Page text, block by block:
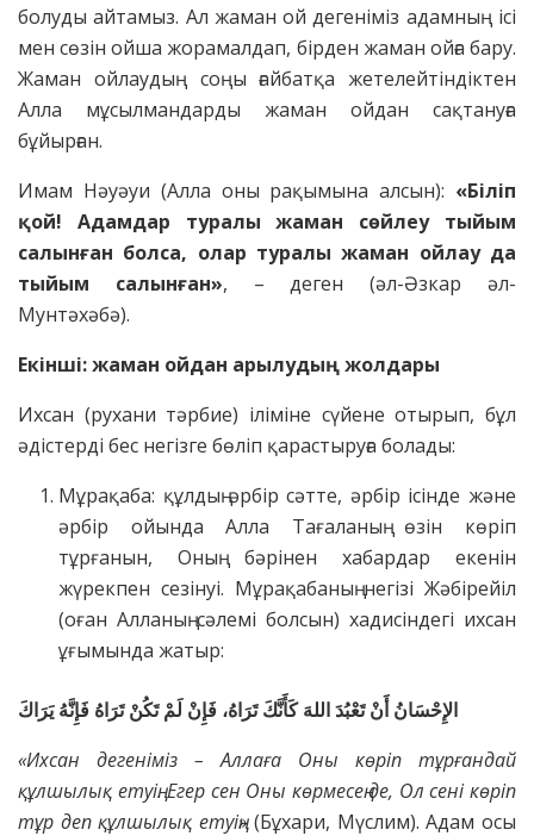
болуды айтамыз. Ал жаман ой дегеніміз адамның ісі
мен сөзін ойша жорамалдап, бірден жаман ойға бару.
Жаман ойлаудың соңы ғайбатқа жетелейтіндіктен
Алла мұсылмандарды жаман ойдан сақтануға
бұйырған.
Имам Нәуәуи (Алла оны рақымына алсын): «Біліп
қой! Адамдар туралы жаман сөйлеу тыйым
салынған болса, олар туралы жаман ойлау да
тыйым салынған», – деген (әл-Әзкар әл-
Мунтәхәбә).
Екінші: жаман ойдан арылудың жолдары
Ихсан (рухани тәрбие) іліміне сүйене отырып, бұл
әдістерді бес негізге бөліп қарастыруға болады:
Мұрақаба: құлдың әрбір сәтте, әрбір ісінде және
әрбір ойында Алла Тағаланың өзін көріп
тұрғанын, Оның бәрінен хабардар екенін
жүрекпен сезінуі. Мұрақабаның негізі Жәбірейіл
(оған Алланың сәлемі болсын) хадисіндегі ихсан
ұғымында жатыр:
الإِحْسَانُ أَنْ تَعْبُدَ اللهَ كَأَنَّكَ تَرَاهُ، فَإِنْ لَمْ تَكُنْ تَرَاهُ فَإِنَّهُ يَرَاكَ
«Ихсан дегеніміз –
Аллаға Оны көріп тұрғандай
құлшылық етуің. Егер сен Оны көрмесең де, Ол сені көріп
тұр деп құлшылық етуің»(Бұхари, Мүслим). Адам осы